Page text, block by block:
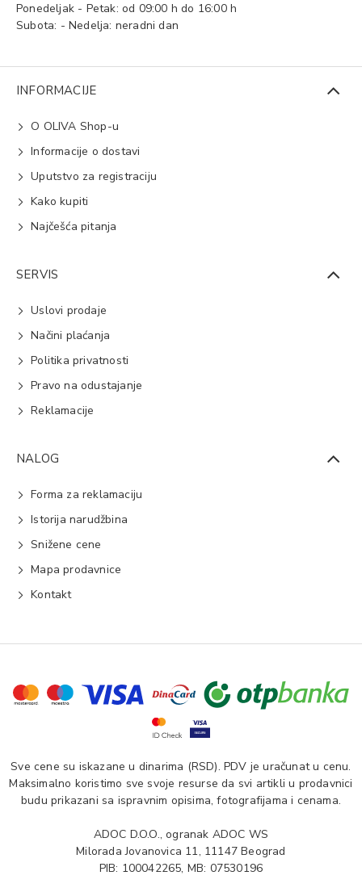
Ponedeljak - Petak: od 09:00 h do 16:00 h
Subota: - Nedelja: neradni dan
INFORMACIJE
O OLIVA Shop-u
Informacije o dostavi
Uputstvo za registraciju
Kako kupiti
Najčešća pitanja
SERVIS
Uslovi prodaje
Načini plaćanja
Politika privatnosti
Pravo na odustajanje
Reklamacije
NALOG
Forma za reklamaciju
Istorija narudžbina
Snižene cene
Mapa prodavnice
Kontakt
Sve cene su iskazane u dinarima (RSD). PDV je uračunat u cenu.
Maksimalno koristimo sve svoje resurse da svi artikli u prodavnici
budu prikazani sa ispravnim opisima, fotografijama i cenama.
ADOC D.O.O., ogranak ADOC WS
Milorada Jovanovica 11, 11147 Beograd
PIB: 100042265, MB: 07530196